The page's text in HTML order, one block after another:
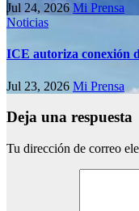
Jul 24, 2026 Mi Prensa
Noticias
ICE autoriza conexión
Jul 23, 2026 Mi Prensa
Deja una respuesta
Tu dirección de correo